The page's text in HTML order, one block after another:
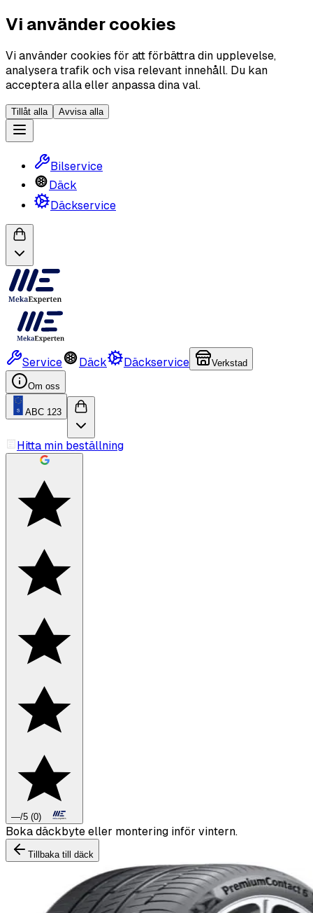
Vi använder cookies
Vi använder cookies för att förbättra din upplevelse,
analysera trafik och visa relevant innehåll. Du kan
acceptera alla eller anpassa dina val.
Tillåt alla Avvisa alla
Bilservice
Däck
Däckservice
Service Däck Däckservice Verkstad
Om oss
ABC 123
Hitta min beställning
—/5 (0)
Boka däckbyte eller montering inför vintern.
Tillbaka till däck